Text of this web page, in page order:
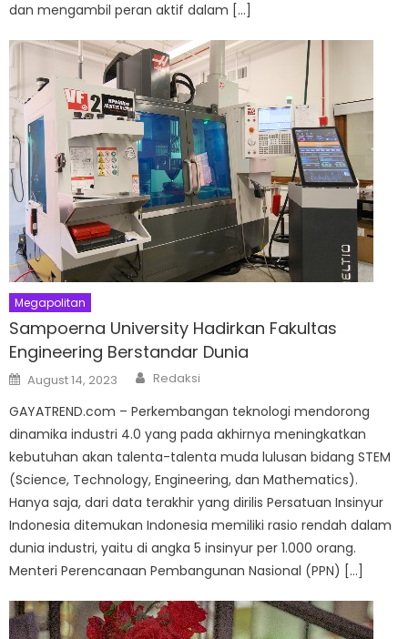
dan mengambil peran aktif dalam […]
Megapolitan
Sampoerna University Hadirkan Fakultas
Engineering Berstandar Dunia
Posted
on
August 14, 2023 Author
Redaksi
GAYATREND.com – Perkembangan teknologi mendorong
dinamika industri 4.0 yang pada akhirnya meningkatkan
kebutuhan akan talenta-talenta muda lulusan bidang STEM
(Science, Technology, Engineering, dan Mathematics).
Hanya saja, dari data terakhir yang dirilis Persatuan Insinyur
Indonesia ditemukan Indonesia memiliki rasio rendah dalam
dunia industri, yaitu di angka 5 insinyur per 1.000 orang.
Menteri Perencanaan Pembangunan Nasional (PPN) […]